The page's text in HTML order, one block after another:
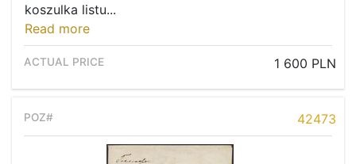
koszulka listu...
Read more
1 600 PLN
42473